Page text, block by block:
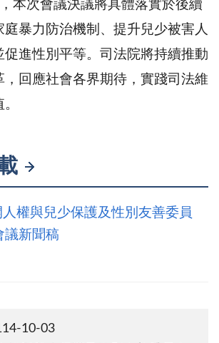
次會議決議將具體落實於後續
暴力防治機制、提升兒少被害人
促進性別平等。司法院將持續推動
，回應社會各界期待，實踐司法維
權與兒少保護及性別友善委員
議新聞稿
10-03